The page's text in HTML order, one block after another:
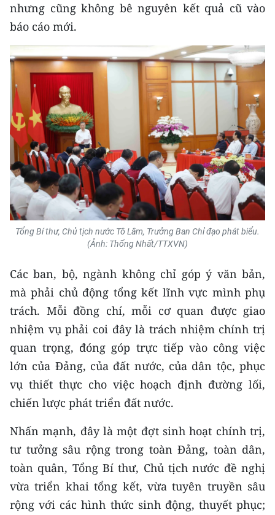
nhưng cũng không bê nguyên kết quả cũ vào
báo cáo mới.
Tổng Bí thư, Chủ tịch nước Tô Lâm, Trưởng Ban Chỉ đạo phát biểu.
(Ảnh: Thống Nhất/TTXVN)
Các ban, bộ, ngành không chỉ góp ý văn bản,
mà phải chủ động tổng kết lĩnh vực mình phụ
trách. Mỗi đồng chí, mỗi cơ quan được giao
nhiệm vụ phải coi đây là trách nhiệm chính trị
quan trọng, đóng góp trực tiếp vào công việc
lớn của Đảng, của đất nước, của dân tộc, phục
vụ thiết thực cho việc hoạch định đường lối,
chiến lược phát triển đất nước.
Nhấn mạnh, đây là một đợt sinh hoạt chính trị,
tư tưởng sâu rộng trong toàn Đảng, toàn dân,
toàn quân, Tổng Bí thư, Chủ tịch nước đề nghị
vừa triển khai tổng kết, vừa tuyên truyền sâu
rộng với các hình thức sinh động, thuyết phục;